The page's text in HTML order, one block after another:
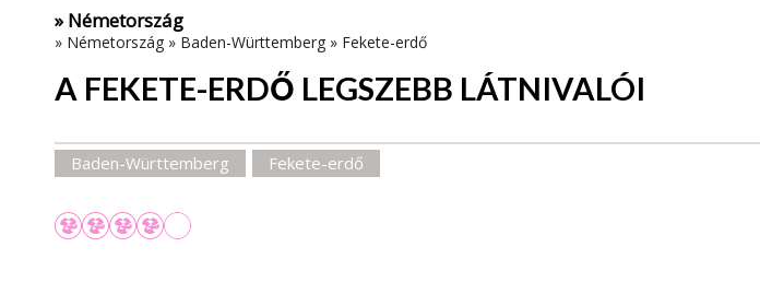
» Németország
» Németország » Baden-Württemberg » Fekete-erdő
A FEKETE-ERDŐ LEGSZEBB LÁTNIVALÓI
Baden-Württemberg Fekete-erdő